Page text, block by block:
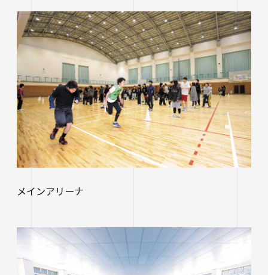
大学へのご寄付について
キャンパス・施設紹介
交通アクセス
キャンパスマップ・施設紹介
大学施設の貸出について
大学広報・報道関係
報道関係／取材等のお問い合わせ
経営学部（2026年度以前入学生）
短期大学部
大学院
Webシラバス科目一覧
障害学生支援
保健センター
学生相談室
性の多様性についての基本方針
ハラスメントに関する相談
生活支援
スクールバス
学生寮
アルバイト紹介
免許・資格
卒業生紹介
進路状況
卒業生及び就職先アンケートについて
卒業生の就職支援について
人事採用ご担当の方へ
研究
公正な研究活動の推進
外部研究費（科研費等）
学内研究費
研究倫理審査
社会連携
地域連携・研究推進センター
高大連携プログラム
みらい科学教育推進室
キャンパスで国際交流
留学希望者向け情報
奨学金
海外派遣の安全対策
四天王寺小学校
四天王寺大学後援会
四天王寺大学同窓会
ハルカス大学
ご寄付をお考えの方へ
教職員サイト
学生ポータルサイト
各種証明書の申請
四天王寺大学公式SNS
LINE Instagram
メインアリーナ